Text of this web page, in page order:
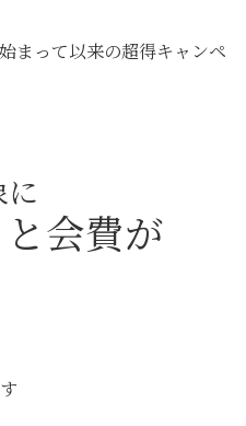
まって以来の超得キャンペ
会費が